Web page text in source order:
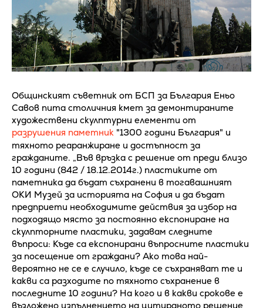
Общинският съветник от БСП за България Еньо
Савов пита столичния кмет за демонтираните
художествени скулптурни елементи от
разрушения паметник "1300 години България" и
тяхното реаранжиране и достъпност за
гражданите. „Във връзка с решение от преди близо
10 години (842 / 18.12.2014г.) пластиките от
паметника да бъдат съхранени в тогавашният
ОКИ Музей за историята на София и да бъдат
предприети необходимите действия за избор на
подходящо място за постоянно експониране на
скулпторните пластики, задавам следните
въпроси: Къде са експонирани въпросните пластики
за посещение от граждани? Ако това най-
вероятно не се е случило, къде се съхраняват те и
какви са разходите по тяхното съхранение в
последните 10 години? На кого и в какви срокове е
възложено изпълнението на цитираното решение